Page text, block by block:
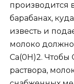
производится
барабанах,
известь и
молоко должно
Са(0Н)2. Чтобы
раствора,